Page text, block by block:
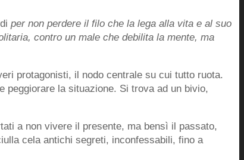
per non perdere il filo che la lega alla vita e al suo
contro un male che debilita la mente, ma
protagonisti, il nodo centrale su cui tutto ruota.
peggiorare la situazione. Si trova ad un bivio,
a non vivere il presente, ma bensì il passato,
cela antichi segreti, inconfessabili, fino a